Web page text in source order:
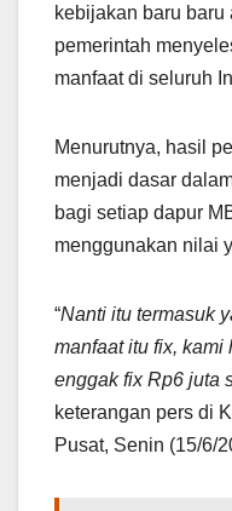
kebijakan baru
pemerintah
manfaat di seluruh
Menurutnya, hasil
menjadi dasar
bagi setiap dapur
menggunakan nilai
“Nanti itu termasuk
manfaat itu fix, kami
enggak fix Rp6 juta
keterangan pers di
Pusat, Senin (15/6/